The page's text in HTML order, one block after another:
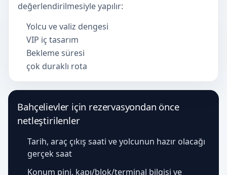
değerlendirilmesiyle yapılır:
Yolcu ve valiz dengesi
VIP iç tasarım
Bekleme süresi
çok duraklı rota
Bahçelievler için rezervasyondan önce
netleştirilenler
Tarih, araç çıkış saati ve yolcunun hazır olacağı
gerçek saat
Konum pini, kapı/blok/terminal bilgisi ve